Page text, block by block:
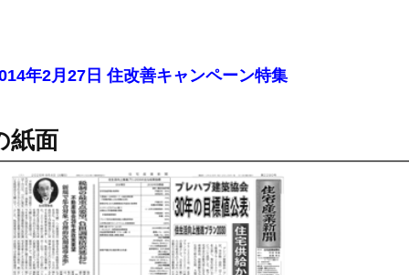
年2月27日 住改善キャンペーン特集
紙面